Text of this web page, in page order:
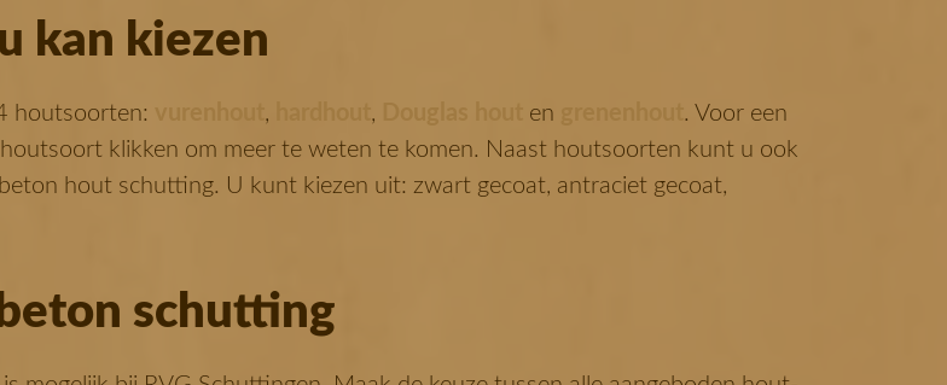
kan kiezen
houtsoorten: , , en
. Voor een
klikken om meer te weten te komen. Naast houtsoorten kunt u ook
hout schutting. U kunt kiezen uit: zwart gecoat, antraciet gecoat,
schutting